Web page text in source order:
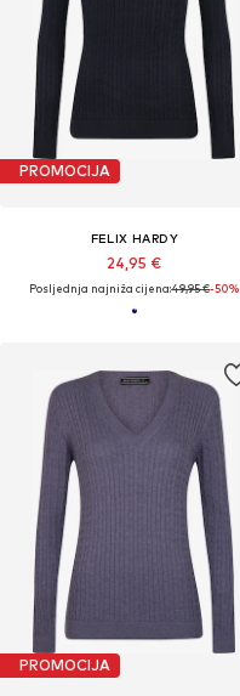
PROMOCIJA
FELIX HARDY
24,95 €
Posljednja najniža cijena:49,95 €-50%
PROMOCIJA